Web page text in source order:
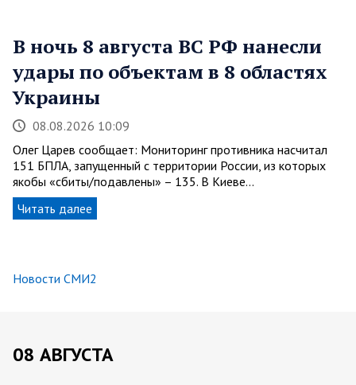
В ночь 8 августа ВС РФ нанесли
удары по объектам в 8 областях
Украины
08.08.2026 10:09
Олег Царев сообщает: Мониторинг противника насчитал
151 БПЛА, запущенный с территории России, из которых
якобы «сбиты/подавлены» – 135. В Киеве…
Читать далее
Новости СМИ2
08 АВГУСТА